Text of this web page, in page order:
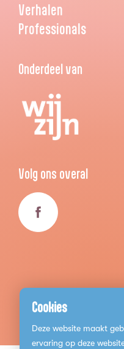
Cookies
Deze website maakt
ervaring op deze
Verhalen
Professionals
Onderdeel van
Volg ons overal